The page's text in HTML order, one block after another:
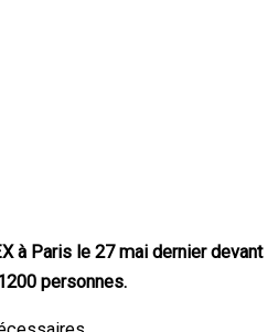
à Paris le 27 mai dernier devant
personnes.